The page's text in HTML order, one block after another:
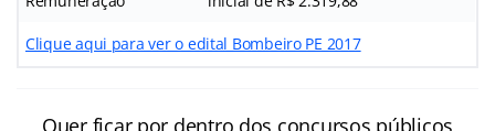
Clique aqui para ver o edital Bombeiro PE 2017
Quer ficar por dentro dos concursos públicos